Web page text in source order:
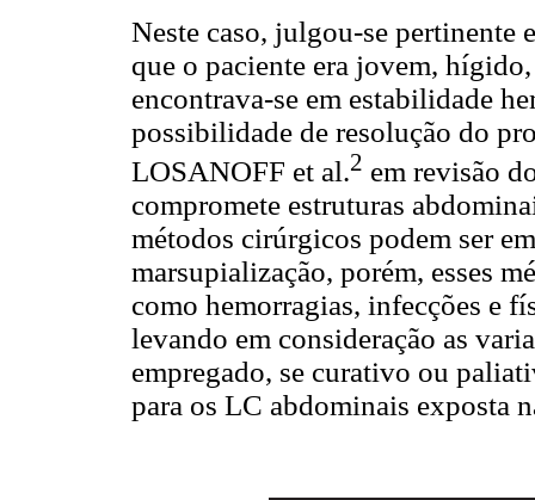
Neste caso, julgou-se pertinente
que o paciente era jovem,
encontrava-se em estabilidade
possibilidade de resolução do
LOSANOFF et al.2 em revisão
compromete estruturas
métodos cirúrgicos podem ser
marsupialização, porém, esses
como hemorragias, infecções e
levando em consideração as
empregado, se curativo ou
para os LC abdominais exposta